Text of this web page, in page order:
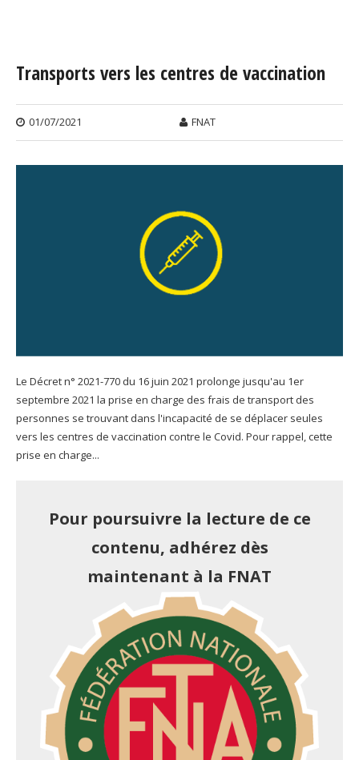
Transports vers les centres de vaccination
01/07/2021 FNAT
Le Décret n° 2021-770 du 16 juin 2021 prolonge jusqu'au 1er
septembre 2021 la prise en charge des frais de transport des
personnes se trouvant dans l'incapacité de se déplacer seules
vers les centres de vaccination contre le Covid. Pour rappel, cette
prise en charge...
Pour poursuivre la lecture de ce
contenu, adhérez dès
maintenant à la FNAT